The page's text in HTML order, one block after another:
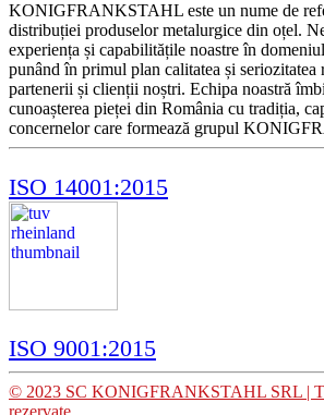
KONIGFRANKSTAHL este un nume de
distribuției produselor metalurgice din oțel.
experiența și capabilitățile noastre în
punând în primul plan calitatea și seriozitatea
partenerii și clienții noștri. Echipa noastră
cunoașterea pieței din România cu tradiția,
concernelor care formează grupul
ISO 14001:2015
ISO 9001:2015
© 2023 SC KONIGFRANKSTAHL SRL |
rezervate.